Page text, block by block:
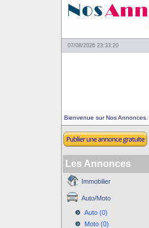
07/08/2026 23:33:20
Bienvenue sur Nos Annonces.
Les Annonces
Immobilier
Auto/Moto
Auto (0)
Moto (0)